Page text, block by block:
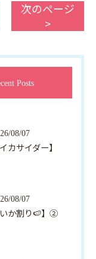
次のページ
>
Posts
08/07
カサイダー】
08/07
いか割り🍉】②